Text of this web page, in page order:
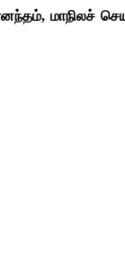
மாநிலச்